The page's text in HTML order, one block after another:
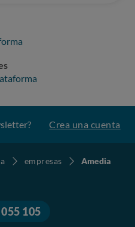
Crea una cuenta
empresas
Amedia
105